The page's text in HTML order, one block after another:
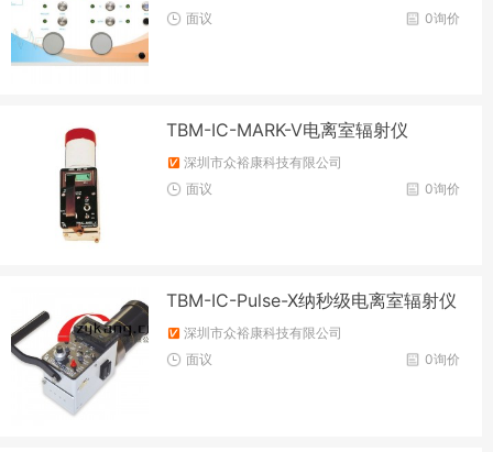
0询价
面议
TBM-IC-MARK-V电离室辐射仪
深圳市众裕康科技有限公司
0询价
面议
TBM-IC-Pulse-X纳秒级电离室辐射仪
深圳市众裕康科技有限公司
0询价
面议